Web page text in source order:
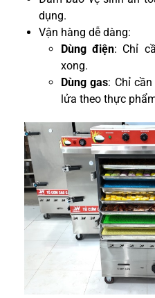
dụng.
Vận hàng dễ dàng:
Dùng điện: Chỉ
xong.
Dùng gas: Chỉ
lửa theo thực